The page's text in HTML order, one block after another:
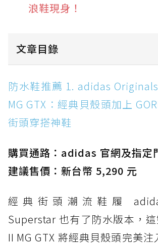
浪鞋現身！
文章目錄
防水鞋推薦 1. adidas Originals
MG GTX：經典貝殼頭加上
頭穿搭神鞋
防水鞋推薦 2. New Balance
防水鞋推薦 3. Nike Dunk Low
經典 Dunk 輪廓加上防水科技，雨
打折
防水鞋推薦 4. ASICS
載 GORE-TEX 隱形貼合科技，全
防水鞋推薦 5. Salomon XT-6
人必備山系鞋王！防滑、防水與
防水鞋推薦 1. adidas
MG GTX：經典貝殼頭加上
街頭穿搭神鞋
購買通路：adidas 官網及指定
建議售價：新台幣 5,290 元
經典街頭潮流鞋履
Superstar 也有了防水版本，
II MG GTX 將經典貝殼頭完美